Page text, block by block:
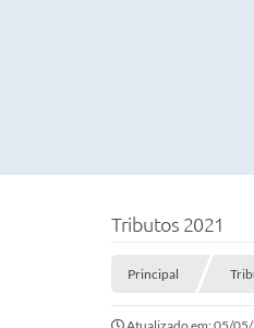
Tributos 2021
Principal